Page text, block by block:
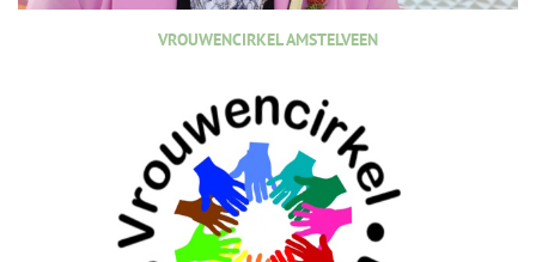
VROUWENCIRKEL AMSTELVEEN